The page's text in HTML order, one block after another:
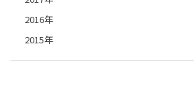
2016年
2015年